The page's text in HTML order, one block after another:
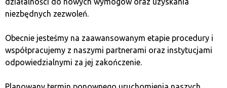
«финансовый консультант» помогает ей в процессе
«инвестирования». Мошенники используют
убедить жертву установить на своем компьютере
программы, которые позволяют им удаленный
доступ, включая данные для входа в интернет-
niezbędnych zezwoleń.
Obecnie jesteśmy na zaawansowanym etapie procedury i
współpracujemy z naszymi partnerami oraz instytucjami
odpowiedzialnymi za jej zakończenie.